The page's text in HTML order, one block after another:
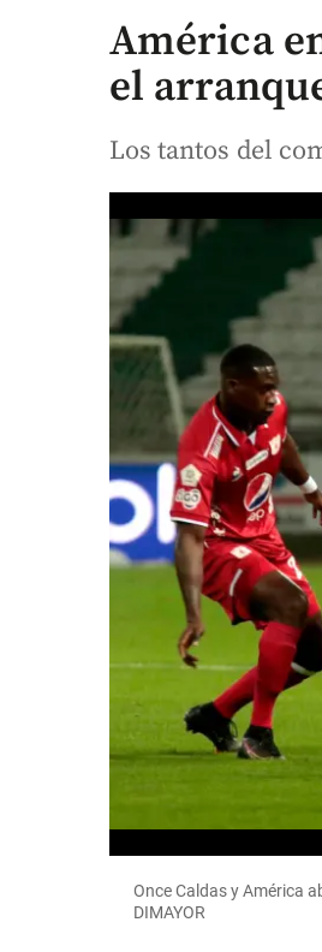
América
el
Los tantos del
Once Caldas y América
DIMAYOR